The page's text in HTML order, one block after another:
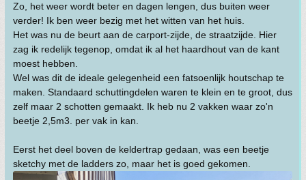
Zo, het weer wordt beter en dagen lengen, dus buiten weer
verder! Ik ben weer bezig met het witten van het huis.
Het was nu de beurt aan de carport-zijde, de straatzijde. Hier
zag ik redelijk tegenop, omdat ik al het haardhout van de kant
moest hebben.
Wel was dit de ideale gelegenheid een fatsoenlijk houtschap te
maken. Standaard schuttingdelen waren te klein en te groot, dus
zelf maar 2 schotten gemaakt. Ik heb nu 2 vakken waar zo'n
beetje 2,5m3. per vak in kan.
Eerst het deel boven de keldertrap gedaan, was een beetje
sketchy met de ladders zo, maar het is goed gekomen.